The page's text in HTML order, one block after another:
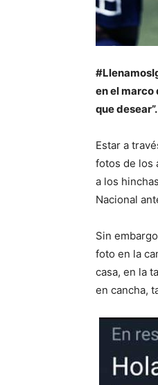
en el marco
que desear”.
Estar a
fotos de los
a los
Nacional
Sin
foto en la
casa, en la
en cancha,